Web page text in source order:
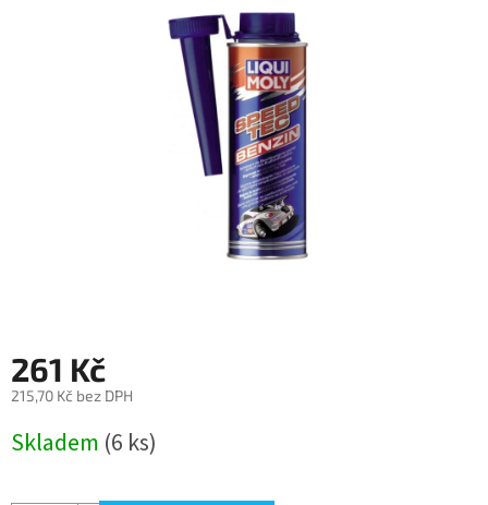
261 Kč
215,70 Kč bez DPH
cena:
Skladem (6 ks)